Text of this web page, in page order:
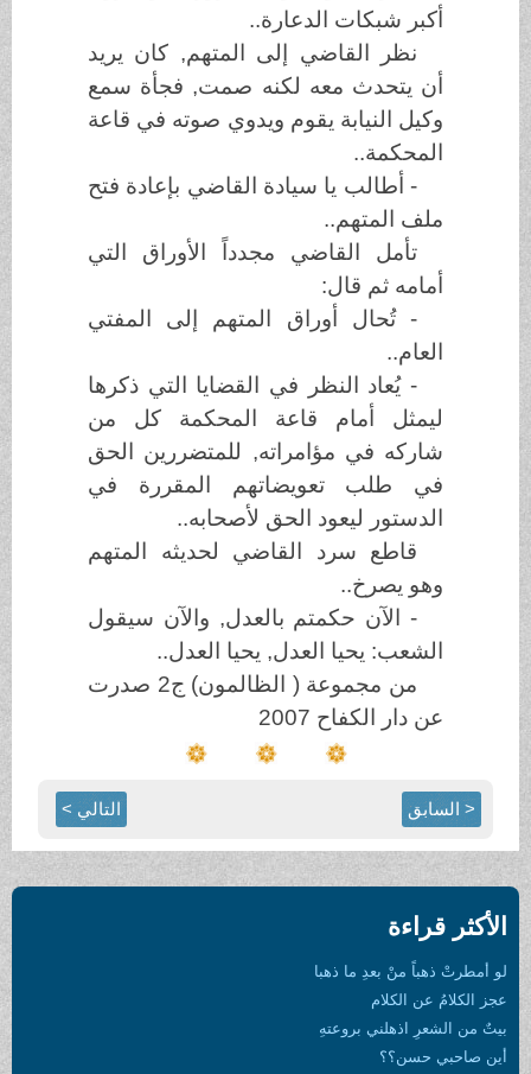
أكبر شبكات الدعارة..
نظر القاضي إلى المتهم, كان يريد
أن يتحدث معه لكنه صمت, فجأة سمع
وكيل النيابة يقوم ويدوي صوته في قاعة
المحكمة..
- أطالب يا سيادة القاضي بإعادة فتح
ملف المتهم..
تأمل القاضي مجدداً الأوراق التي
أمامه ثم قال:
- تُحال أوراق المتهم إلى المفتي
العام..
- يُعاد النظر في القضايا التي ذكرها
ليمثل أمام قاعة المحكمة كل من
شاركه في مؤامراته, للمتضررين الحق
في طلب تعويضاتهم المقررة في
الدستور ليعود الحق لأصحابه..
قاطع سرد القاضي لحديثه المتهم
وهو يصرخ..
- الآن حكمتم بالعدل, والآن سيقول
الشعب: يحيا العدل, يحيا العدل..
من مجموعة ( الظالمون) ج2 صدرت
عن دار الكفاح 2007
< السابق التالي >
الأكثر قراءة
لو أمطرتْ ذهباً منْ بعدِ ما ذهبا
عجز الكلامُ عن الكلام
بيتٌ من الشعرِ اذهلني بروعتهِ
أين صاحبي حسن؟؟